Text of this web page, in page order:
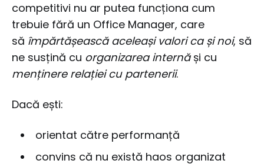
competitivi nu ar putea funcționa cum
trebuie fără un Office Manager, care
să împărtășească aceleași valori ca și noi, să
ne susțină cu organizarea internăși cu
menținere relației cu partenerii.
Dacă ești:
orientat către performanță
convins că nu există haos organizat